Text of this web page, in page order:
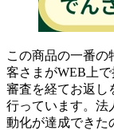
この商品の一番の
客さまがWEB上
審査を経てお返し
行っています。法
動化が達成できた